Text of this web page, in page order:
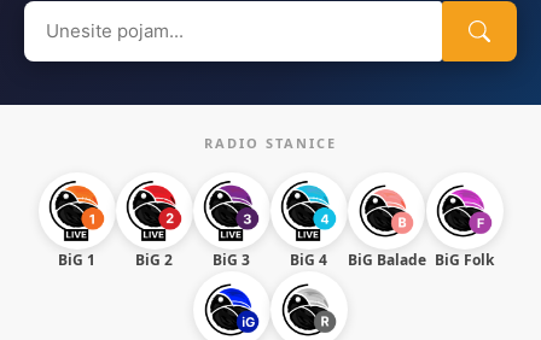
Search
for:
RADIO STANICE
BiG 1 BiG 2 BiG 3 BiG 4 BiG Balade BiG Folk